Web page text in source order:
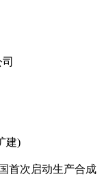
建)
首次启动生产合成